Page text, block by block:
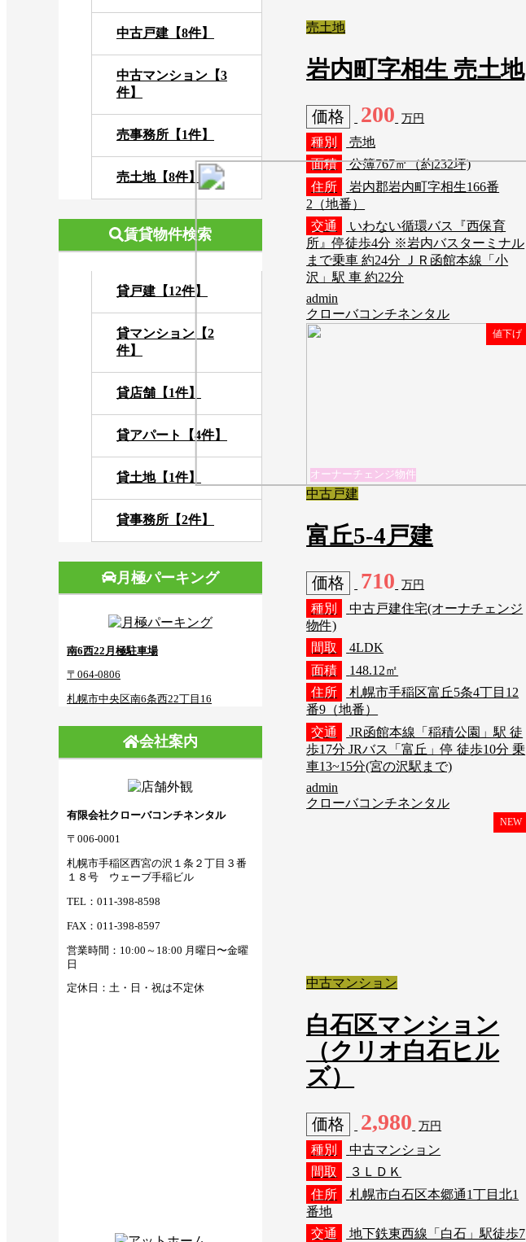
中古戸建【8件】
中古マンション【3
件】
売事務所【1件】
売土地【8件】
賃貸物件検索
貸戸建【12件】
貸マンション【2
件】
貸店舗【1件】
貸アパート【4件】
貸土地【1件】
貸事務所【2件】
月極パーキング
南6西22月極駐車場
〒064-0806
札幌市中央区南6条西22丁目16
会社案内
有限会社クローバコンチネンタル
〒006-0001
札幌市手稲区西宮の沢１条２丁目３番
１８号 ウェーブ手稲ビル
TEL：011-398-8598
FAX：011-398-8597
営業時間：10:00～18:00 月曜日〜金曜
日
定休日：土・日・祝は不定休
売土地
岩内町字相生 売土地
価格 200 万円
種別
売地
面積
公簿767㎡（約232坪)
住所
岩内郡岩内町字相生166番
2（地番）
交通
いわない循環バス『西保育
所』停徒歩4分 ※岩内バスターミナル
まで乗車 約24分 ＪＲ函館本線「小
沢」駅 車 約22分
admin
クローバコンチネンタル
オーナーチェンジ物件
値下げ
中古戸建
富丘5-4戸建
価格 710 万円
種別
中古戸建住宅(オーナチェンジ
物件)
間取
4LDK
面積
148.12㎡
住所
札幌市手稲区富丘5条4丁目12
番9（地番）
交通
JR函館本線「稲積公園」駅 徒
歩17分 JRバス「富丘」停 徒歩10分 乗
車13~15分(宮の沢駅まで)
admin
クローバコンチネンタル
NEW
中古マンション
白石区マンション
（クリオ白石ヒル
ズ）
価格 2,980 万円
種別
中古マンション
間取
３ＬＤＫ
住所
札幌市白石区本郷通1丁目北1
番地
交通
地下鉄東西線「白石」駅徒歩7